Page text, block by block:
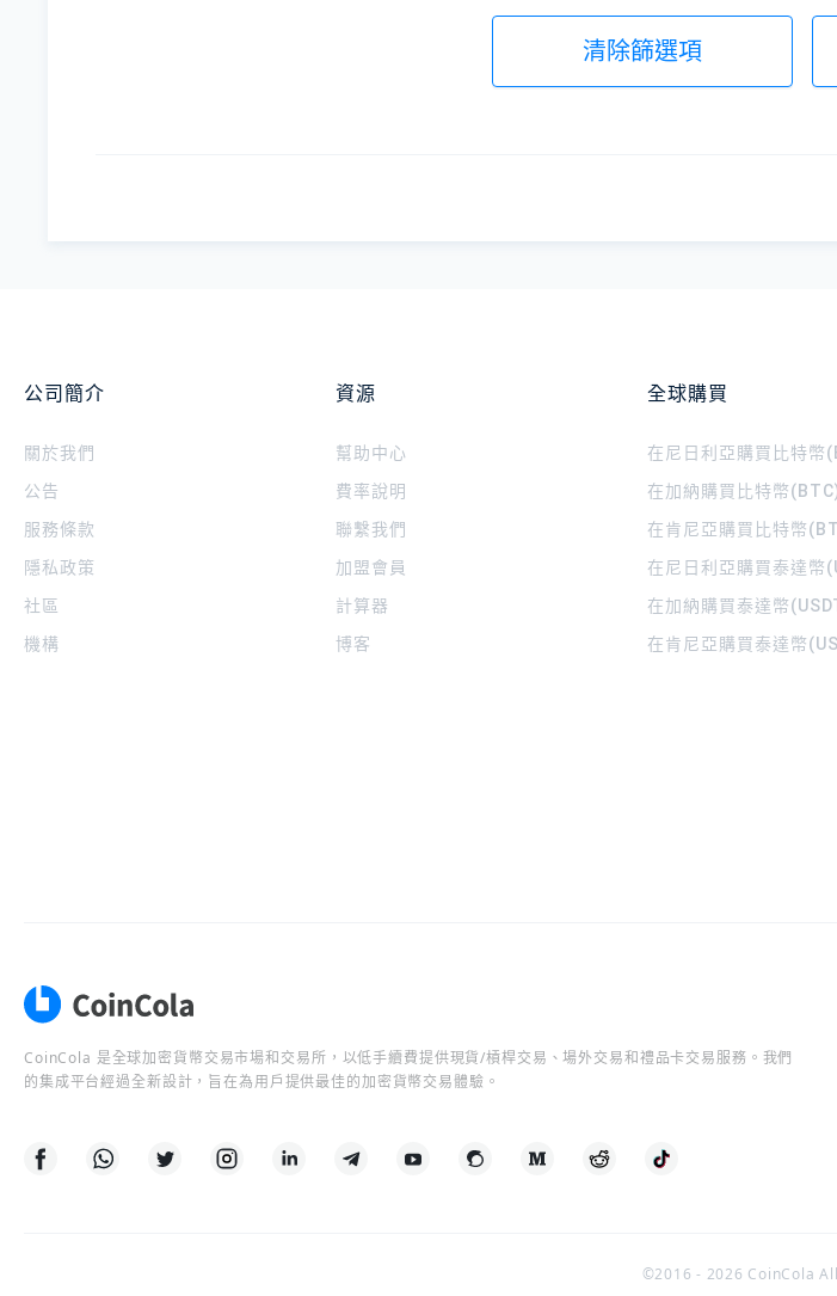
清除篩選項
公司簡介
關於我們
公告
服務條款
隱私政策
社區
機構
資源
幫助中心
費率說明
聯繫我們
加盟會員
計算器
博客
全球購買
在尼日利亞購買比特幣
在加納購買比特幣
在肯尼亞購買比特幣
在尼日利亞購買泰達幣
在加納購買泰達幣
在肯尼亞購買泰達幣
CoinCola 是全球加密貨幣交易市場和交易所，以低手續費提供現貨/槓桿交易、場外交易和禮品卡交易服務。我們
的集成平台經過全新設計，旨在為用戶提供最佳的加密貨幣交易體驗。
©2016 - 2026 CoinCola